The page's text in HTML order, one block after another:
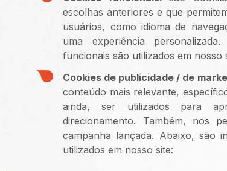
escolhas anteriores e que
usuários, como idioma de
uma experiência
funcionais são utilizados em nosso
Cookies de publicidade / de
conteúdo mais relevante,
ainda, ser utilizados para
direcionamento. Também, nos
campanha lançada. Abaixo, são
utilizados em nosso site: